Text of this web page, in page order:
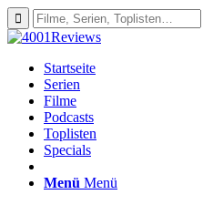
Startseite
Serien
Filme
Podcasts
Toplisten
Specials
Menü Menü